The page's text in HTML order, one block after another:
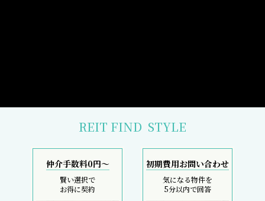
REIT FIND STYLE
仲介手数料0円～
賢い選択で
お得に契約
初期費用お問い合わせ
気になる物件を
5分以内で回答